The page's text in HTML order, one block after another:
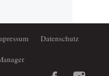
Datenschutz